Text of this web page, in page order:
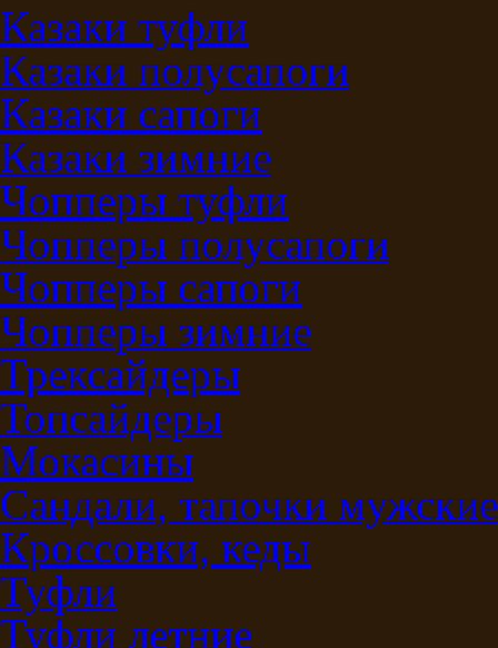
Казаки туфли
Казаки полусапоги
Казаки сапоги
Казаки зимние
Чопперы туфли
Чопперы полусапоги
Чопперы сапоги
Чопперы зимние
Трексайдеры
Топсайдеры
Мокасины
Сандали, тапочки мужские
Кроссовки, кеды
Туфли
Туфли летние